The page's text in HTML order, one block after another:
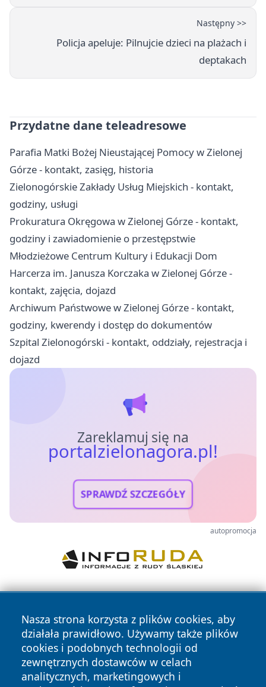
Następny >>
Policja apeluje: Pilnujcie dzieci na plażach i
deptakach
Przydatne dane teleadresowe
Parafia Matki Bożej Nieustającej Pomocy w Zielonej
Górze - kontakt, zasięg, historia
Zielonogórskie Zakłady Usług Miejskich - kontakt,
godziny, usługi
Prokuratura Okręgowa w Zielonej Górze - kontakt,
godziny i zawiadomienie o przestępstwie
Młodzieżowe Centrum Kultury i Edukacji Dom
Harcerza im. Janusza Korczaka w Zielonej Górze -
kontakt, zajęcia, dojazd
Archiwum Państwowe w Zielonej Górze - kontakt,
godziny, kwerendy i dostęp do dokumentów
Szpital Zielonogórski - kontakt, oddziały, rejestracja i
dojazd
Zareklamuj się na
portalzielonagora.pl!
SPRAWDŹ SZCZEGÓŁY
autopromocja
Nasza strona korzysta z plików cookies, aby
działała prawidłowo. Używamy także plików
cookies i podobnych technologii od
zewnętrznych dostawców w celach
analitycznych, marketingowych i
Copyright © 2026 portalzielonagora.pl Wszystkie prawa
zastrzeżone.